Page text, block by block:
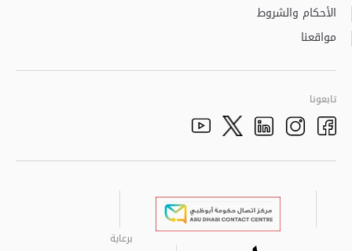
الأحكام والشروط
مواقعنا
تابعونا
Facebook
Instagramالذهاب الى تم
Twitter
Youtube
برعاية برعاية